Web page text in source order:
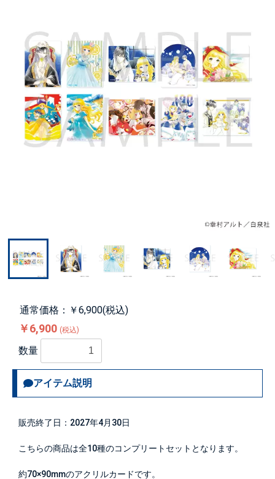
通常価格：￥6,900(税込)
￥6,900 (税込)
数量
アイテム説明
販売終了日：2027年4月30日
こちらの商品は全10種のコンプリートセットとなります。
約70×90mmのアクリルカードです。